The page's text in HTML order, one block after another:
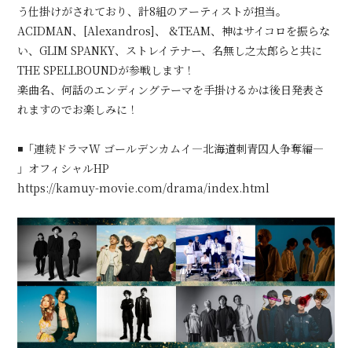
会員登録 ログイン
う仕掛けがされており、計8組のアーティストが担当。
ACIDMAN、[Alexandros]、 &TEAM、神はサイコロを振らな
い、GLIM SPANKY、ストレイテナー、名無し之太郎らと共に
THE SPELLBOUNDが参戦します！
楽曲名、何話のエンディングテーマを手掛けるかは後日発表さ
れますのでお楽しみに！
◾️「連続ドラマW ゴールデンカムイ―北海道刺青囚人争奪編―
」オフィシャルHP
https://kamuy-movie.com/drama/index.html